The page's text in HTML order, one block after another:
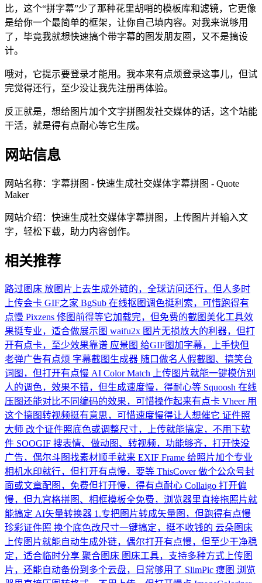
比，这个“拼字幕”少了那种花里胡哨的模板库和滤镜，它更像
是给你一个最简单的框架，让你自己填内容。对我来说够用
了，毕竟我就想快速搞个带字幕的图发朋友圈，又不是搞设
计。
哦对，它提示要登录才能用。我本来有点烦登录这事儿，但试
完觉得还行，至少没让我先注册再体验。
反正就是，想给图片加个文字拼图发社交媒体的话，这个站能
干活，就是得有点耐心等它生成。
网站信息
网站名称： 字幕拼图 - 快速生成社交媒体字幕拼图 - Quote
Maker
网站介绍： 快速生成社交媒体字幕拼图，上传图片并输入文
字，轻松下载，助力内容创作。
相关推荐
路过图床 放图片上去生成外链的，全球访问还行，但人多时
上传会卡 GIF之家 BgSub 在线抠图调色挺利索，可惜跑得有
点慢 Pixzens 修图前得等它加载完，但免费的截图美化工具效
果挺专业，适合做展示图 waifu2x 图片无损放大的利器，但打
开有点卡，至少效果靠谱 应景图 给GIF图加字幕，上手快但
老弹广告有点烦 字幕截图生成器 随口做名人假截图、搞笑台
词图，但打开有点慢 AI Color Match 上传图片就能一键模仿别
人的调色，效果不错，但生成速度慢，得耐心等 Squoosh 在线
压图还能对比不同编码的效果，可惜操作起来有点卡 Vheer 用
这个搞图转视频挺有意思，可惜速度慢得让人想催它 证件照
大师 改个证件照底色或调整尺寸，上传就能搞定，不用下软
件 SOOGIF 搜表情、做动图、转视频，功能够齐，打开快没
广告，偶尔斗图找素材顺手就来 EXIF Frame 给照片加个专业
相机水印就行，但打开有点慢，要等 ThisCover 做个公众号封
面或文章配图，免费但打开慢，得有点耐心 Collaigo 打开偏
慢，但九宫格拼图、相框模板全免费，浏览器里直接拖照片就
能搞定 AI矢量转换器 1.专把图片转成矢量图，但跑得有点慢
珍彩证件照 换个底色改尺寸一键搞定，挺不收钱的 云朵图床
上传图片就能自动生成外链，偶尔打开有点慢，但至少干净稳
定，适合临时分享 聚合图床 图床工具，支持多种方式上传图
片，还能自动备份到多个云盘，日常够用了 SlimPic 瘦图 浏览